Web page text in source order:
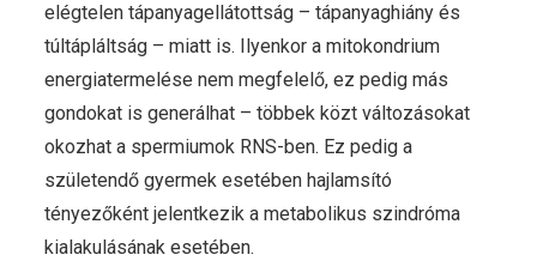
elégtelen tápanyagellátottság – tápanyaghiány és
túltápláltság – miatt is. Ilyenkor a mitokondrium
energiatermelése nem megfelelő, ez pedig más
gondokat is generálhat – többek közt változásokat
okozhat a spermiumok RNS-ben. Ez pedig a
születendő gyermek esetében hajlamsító
tényezőként jelentkezik a metabolikus szindróma
kialakulásának esetében.